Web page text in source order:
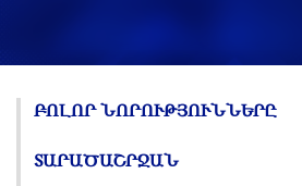
ԲՈԼՈՐ ՆՈՐՈՒԹՅՈՒՆՆԵՐԸ
ՏԱՐԱԾԱՇՐՋԱՆ